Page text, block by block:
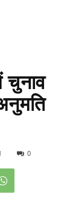
चुनाव
0